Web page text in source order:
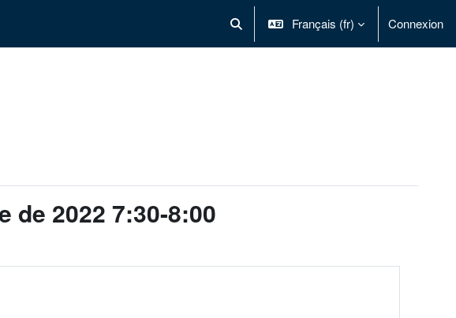
Activer/désactiver la saisie de recherche
Français ‎(fr)‎ Connexion
de 2022 7:30-8:00